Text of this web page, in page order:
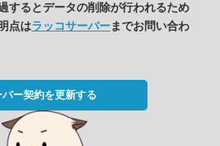
するとデータの削除が行われるため
点はラッコサーバーまでお問い合わ
バー契約を更新する